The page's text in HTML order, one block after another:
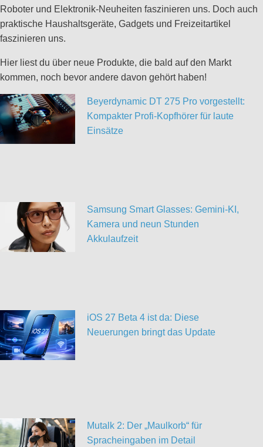
Roboter und Elektronik-Neuheiten faszinieren uns. Doch auch
praktische Haushaltsgeräte, Gadgets und Freizeitartikel
faszinieren uns.
Hier liest du über neue Produkte, die bald auf den Markt
kommen, noch bevor andere davon gehört haben!
Beyerdynamic DT 275 Pro vorgestellt:
Kompakter Profi-Kopfhörer für laute
Einsätze
Samsung Smart Glasses: Gemini-KI,
Kamera und neun Stunden
Akkulaufzeit
iOS 27 Beta 4 ist da: Diese
Neuerungen bringt das Update
Mutalk 2: Der „Maulkorb“ für
Spracheingaben im Detail